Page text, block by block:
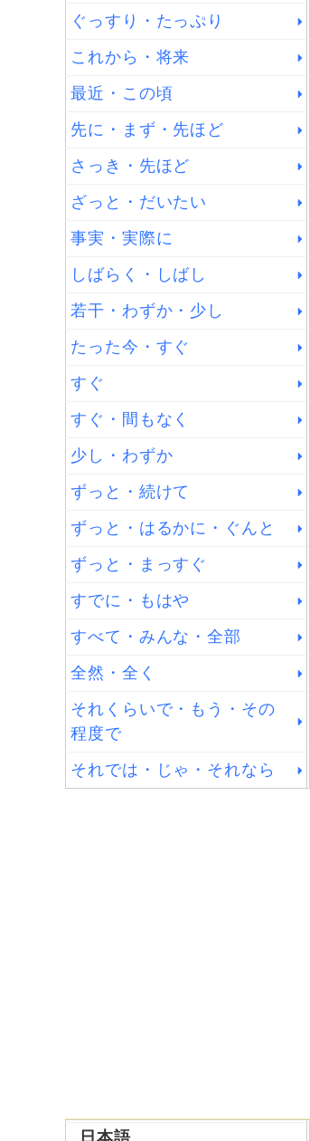
ぐっすり・たっぷり
これから・将来
最近・この頃
先に・まず・先ほど
さっき・先ほど
ざっと・だいたい
事実・実際に
しばらく・しばし
若干・わずか・少し
たった今・すぐ
すぐ
すぐ・間もなく
少し・わずか
ずっと・続けて
ずっと・はるかに・ぐんと
ずっと・まっすぐ
すでに・もはや
すべて・みんな・全部
全然・全く
それくらいで・もう・その
程度で
それでは・じゃ・それなら
日本語